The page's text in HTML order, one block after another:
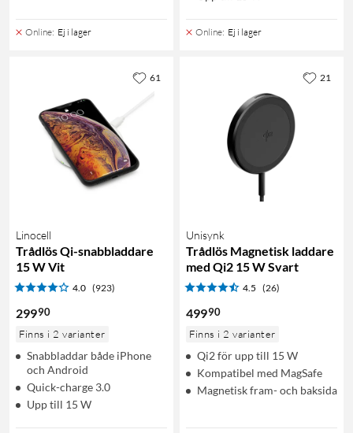
Online: Ej i lager Online: Ej i lager
Linocell
Trådlös Qi-snabbladdare
15 W Vit
4.0 (923)
29990
Finns i 2 varianter
Snabbladdar både iPhone
och Android
Quick-charge 3.0
Upp till 15 W
61
Unisynk
Trådlös Magnetisk laddare
med Qi2 15 W Svart
4.5 (26)
49990
Finns i 2 varianter
Qi2 för upp till 15 W
Kompatibel med MagSafe
Magnetisk fram- och baksida
21